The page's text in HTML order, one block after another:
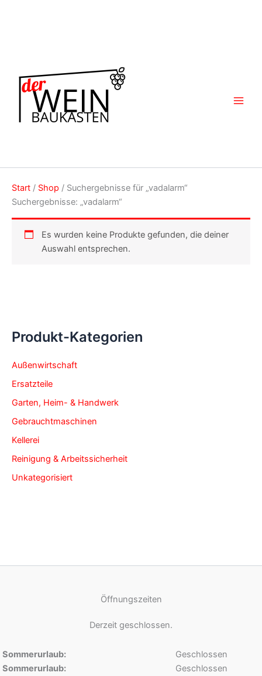
Produkt-Kategorien
Außenwirtschaft
Ersatzteile
Garten, Heim- & Handwerk
Gebrauchtmaschinen
Kellerei
Reinigung & Arbeitssicherheit
Unkategorisiert
Start / Shop / Suchergebnisse für „vadalarm“
Suchergebnisse: „vadalarm“
Es wurden keine Produkte gefunden, die deiner
Auswahl entsprechen.
Öffnungszeiten
Derzeit geschlossen.
Sommerurlaub:
Geschlossen
Sommerurlaub:
Geschlossen